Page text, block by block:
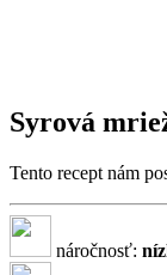
Syrová
Tento recept nám
náročnosť: